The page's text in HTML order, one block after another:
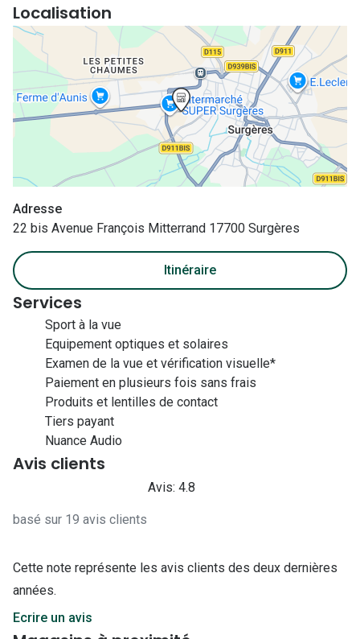
Comment
La santé
Tous nos
Nos
Localisation
Adresse
22 bis Avenue François Mitterrand 17700 Surgères
Itinéraire
Services
Sport à la vue
Equipement optiques et solaires
Examen de la vue et vérification visuelle*
Paiement en plusieurs fois sans frais
Produits et lentilles de contact
Tiers payant
Nuance Audio
Avis clients
Avis: 4.8
basé sur 19 avis clients
Cette note représente les avis clients des deux dernières
années.
Ecrire un avis